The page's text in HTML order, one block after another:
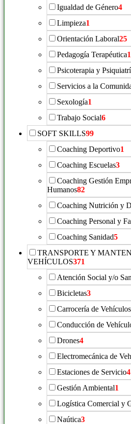
Igualdad de Género4
Limpieza1
Orientación Laboral25
Pedagogía Terapéutica
Psicoterapia y
Servicios a la
Sexología1
Trabajo Social6
SOFT SKILLS99
Coaching Deportivo1
Coaching Escuelas3
Coaching Gestión
Humanos82
Coaching Nutrición y
Coaching Personal y
Coaching Sanidad5
TRANSPORTE Y
VEHÍCULOS371
Atención Social y/o
Bicicletas3
Carrocería de Vehículos
Conducción de
Drones4
Electromecánica de
Estaciones de Servicio4
Gestión Ambiental1
Logística Comercial y
Naútica3